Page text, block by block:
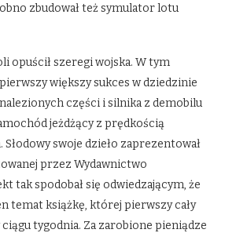
zbudował też symulator lotu
opuścił szeregi wojska. W tym
większy sukces w dziedzinie
części i silnika z demobilu
jeżdżący z prędkością
swoje dzieło zaprezentował
przez Wydawnictwo
tak spodobał się odwiedzającym, że
temat książkę, której pierwszy cały
ciągu tygodnia. Za zarobione pieniądze